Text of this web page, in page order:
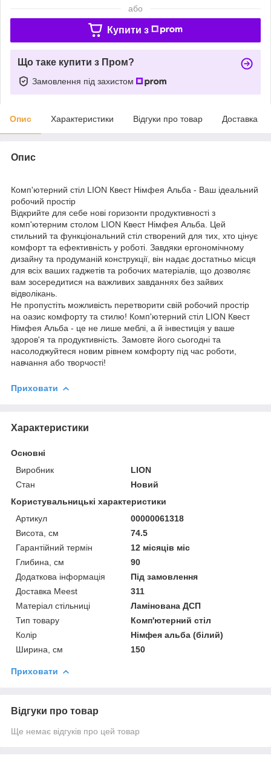
або
Купити з
Що таке купити з Пром?
Замовлення під захистом
Опис Характеристики Відгуки про товар Доставка
Опис
Комп'ютерний стіл LION Квест Німфея Альба - Ваш ідеальний
робочий простір
Відкрийте для себе нові горизонти продуктивності з
комп'ютерним столом LION Квест Німфея Альба. Цей
стильний та функціональний стіл створений для тих, хто цінує
комфорт та ефективність у роботі. Завдяки ергономічному
дизайну та продуманій конструкції, він надає достатньо місця
для всіх ваших гаджетів та робочих матеріалів, що дозволяє
вам зосередитися на важливих завданнях без зайвих
відволікань.
Не пропустіть можливість перетворити свій робочий простір
на оазис комфорту та стилю! Комп'ютерний стіл LION Квест
Німфея Альба - це не лише меблі, а й інвестиція у ваше
здоров'я та продуктивність. Замовте його сьогодні та
насолоджуйтеся новим рівнем комфорту під час роботи,
навчання або творчості!
Приховати
Характеристики
Основні
Виробник
LION
Стан
Новий
Користувальницькі характеристики
Артикул
00000061318
Висота, см
74.5
Гарантійний термін
12 місяців міс
Глибина, см
90
Додаткова інформація
Під замовлення
Доставка Meest
311
Матеріал стільниці
Ламінована ДСП
Тип товару
Комп'ютерний стіл
Колір
Німфея альба (білий)
Ширина, см
150
Приховати
Відгуки про товар
Ще немає відгуків про цей товар